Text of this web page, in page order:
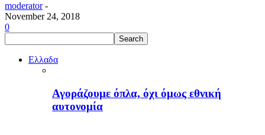
moderator -
November 24, 2018
0
Ελλαδα
Αγοράζουμε όπλα, όχι όμως εθνική
αυτονομία